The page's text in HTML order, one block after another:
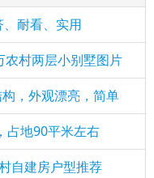
耐看、实用
村两层小别墅图片
，外观漂亮，简单
占地90平米左右
自建房户型推荐